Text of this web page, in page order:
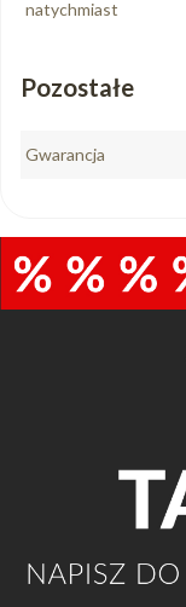
natychmiast
Pozostałe
Gwarancja